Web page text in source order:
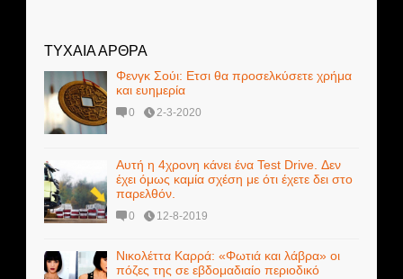
ΤΥΧΑΙΑ ΑΡΘΡΑ
Φενγκ Σούι: Ετσι θα προσελκύσετε χρήμα
και ευημερία
0 2-3-2020
Αυτή η 4χρονη κάνει ένα Test Drive. Δεν
έχει όμως καμία σχέση με ότι έχετε δει στο
παρελθόν.
0 12-8-2019
Νικολέττα Καρρά: «Φωτιά και λάβρα» οι
πόζες της σε εβδομαδιαίο περιοδικό